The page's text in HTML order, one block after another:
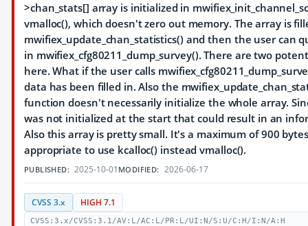
>chan_stats[] array is initialized in
vmalloc(), which doesn't zero out memory. The array is
mwifiex_update_chan_statistics() and then the user can
in mwifiex_cfg80211_dump_survey(). There are two
here. What if the user calls
data has been filled in. Also the
function doesn't necessarily initialize the whole array.
was not initialized at the start that could result in an
Also this array is pretty small. It's a maximum of 900
appropriate to use kcalloc() instead vmalloc().
PUBLISHED: 2025-10-01 MODIFIED: 2026-06-17
CVSS 3.x HIGH 7.1
CVSS:3.x/CVSS:3.1/AV:L/AC:L/PR:L/UI:N/S:U/C:H/I:N/A:H